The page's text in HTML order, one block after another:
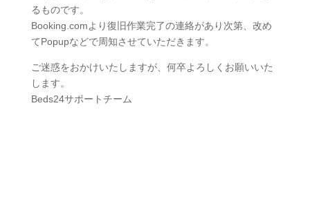
るものです。
Booking.comより復旧作業完了の連絡があり次第、改め
てPopupなどで周知させていただきます。
ご迷惑をおかけいたしますが、何卒よろしくお願いいた
します。
Beds24サポートチーム